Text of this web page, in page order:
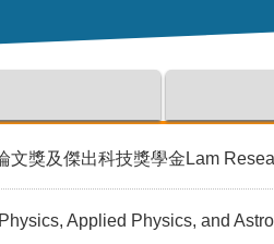
文獎及傑出科技獎學金Lam
Applied Physics, and